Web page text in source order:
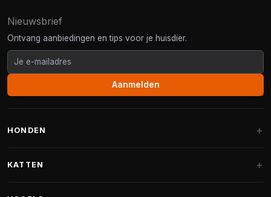
Nieuwsbrief
Ontvang aanbiedingen en tips voor je huisdier.
Aanmelden
HONDEN
KATTEN